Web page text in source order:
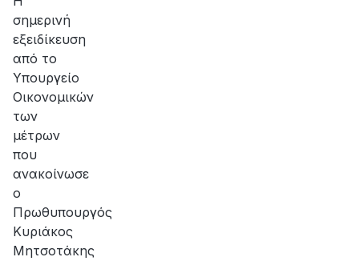
σημερινή
εξειδίκευση
από το
Υπουργείο
Οικονομικών
των
μέτρων
που
ανακοίνωσε
ο
Πρωθυπουργός
Κυριάκος
Μητσοτάκης